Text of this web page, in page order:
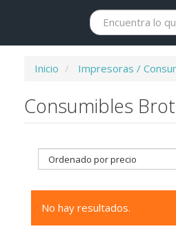
Inicio Impresoras /
Consumibles
No hay resultados.